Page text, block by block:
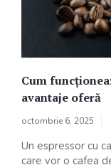
Cum
avantaje oferă
octombrie 6, 2025
Un espressor cu
care vor o cafea